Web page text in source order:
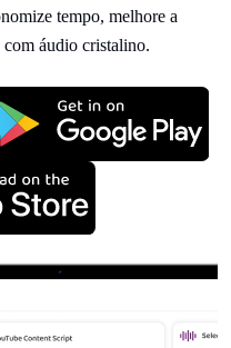
tempo, melhore a
áudio cristalino.